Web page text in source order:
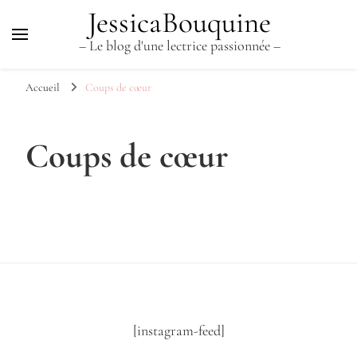
JessicaBouquine
– Le blog d'une lectrice passionnée –
Accueil Coups de cœur
Coups de cœur
[instagram-feed]